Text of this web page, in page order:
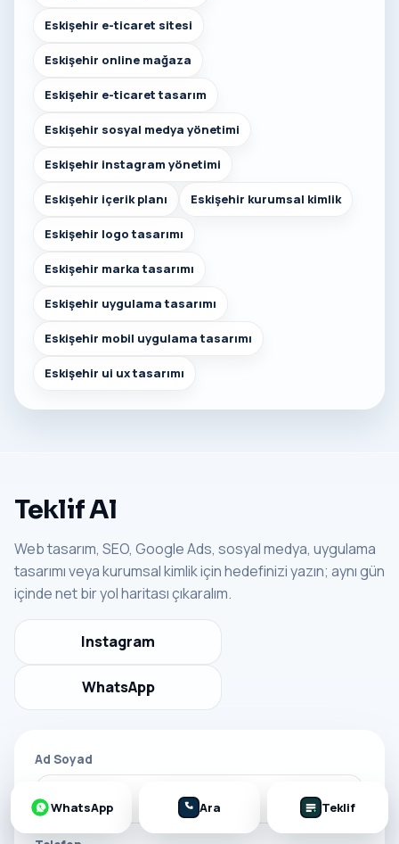
Eskişehir e-ticaret sitesi
Eskişehir online mağaza
Eskişehir e-ticaret tasarım
Eskişehir sosyal medya yönetimi
Eskişehir instagram yönetimi
Eskişehir içerik planı Eskişehir kurumsal kimlik
Eskişehir logo tasarımı
Eskişehir marka tasarımı
Eskişehir uygulama tasarımı
Eskişehir mobil uygulama tasarımı
Eskişehir ui ux tasarımı
Teklif Al
Web tasarım, SEO, Google Ads, sosyal medya, uygulama
tasarımı veya kurumsal kimlik için hedefinizi yazın; aynı gün
içinde net bir yol haritası çıkaralım.
Instagram
WhatsApp
Ad Soyad
WhatsApp Ara Teklif